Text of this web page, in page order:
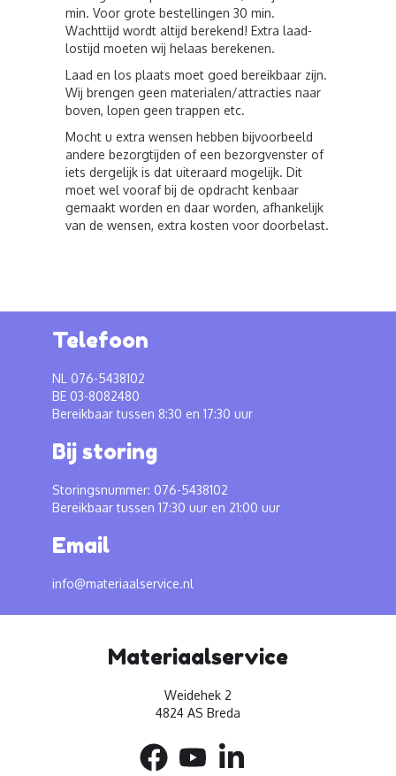
min. Voor grote bestellingen 30 min.
Wachttijd wordt altijd berekend! Extra laad-
lostijd moeten wij helaas berekenen.
Laad en los plaats moet goed bereikbaar zijn.
Wij brengen geen materialen/attracties naar
boven, lopen geen trappen etc.
Mocht u extra wensen hebben bijvoorbeeld
andere bezorgtijden of een bezorgvenster of
iets dergelijk is dat uiteraard mogelijk. Dit
moet wel vooraf bij de opdracht kenbaar
gemaakt worden en daar worden, afhankelijk
van de wensen, extra kosten voor doorbelast.
Telefoon
NL 076-5438102
BE 03-8082480
Bereikbaar tussen 8:30 en 17:30 uur
Bij storing
Storingsnummer: 076-5438102
Bereikbaar tussen 17:30 uur en 21:00 uur
Email
info@materiaalservice.nl
Materiaalservice
Weidehek 2
4824 AS Breda